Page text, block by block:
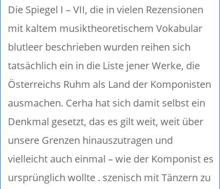
Die Spiegel I – VII, die in vielen Rezensionen
mit kaltem musiktheoretischem Vokabular
blutleer beschrieben wurden reihen sich
tatsächlich ein in die Liste jener Werke, die
Österreichs Ruhm als Land der Komponisten
ausmachen. Cerha hat sich damit selbst ein
Denkmal gesetzt, das es gilt weit, weit über
unsere Grenzen hinauszutragen und
vielleicht auch einmal – wie der Komponist es
ursprünglich wollte . szenisch mit Tänzern zu